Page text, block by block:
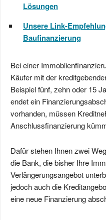
Lösungen
Unsere Link-
Baufinanzierung
Bei einer
Käufer mit der
Beispiel fünf, zehn oder 15
endet ein
vorhanden, müssen
Anschlussfinanzierung
Dafür stehen Ihnen zwei
die Bank, die bisher Ihre
Verlängerungsangebot
jedoch auch die
eine neue Finanzierung